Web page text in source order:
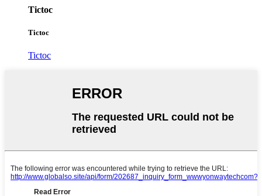
Tictoc
Tictoc
Tictoc